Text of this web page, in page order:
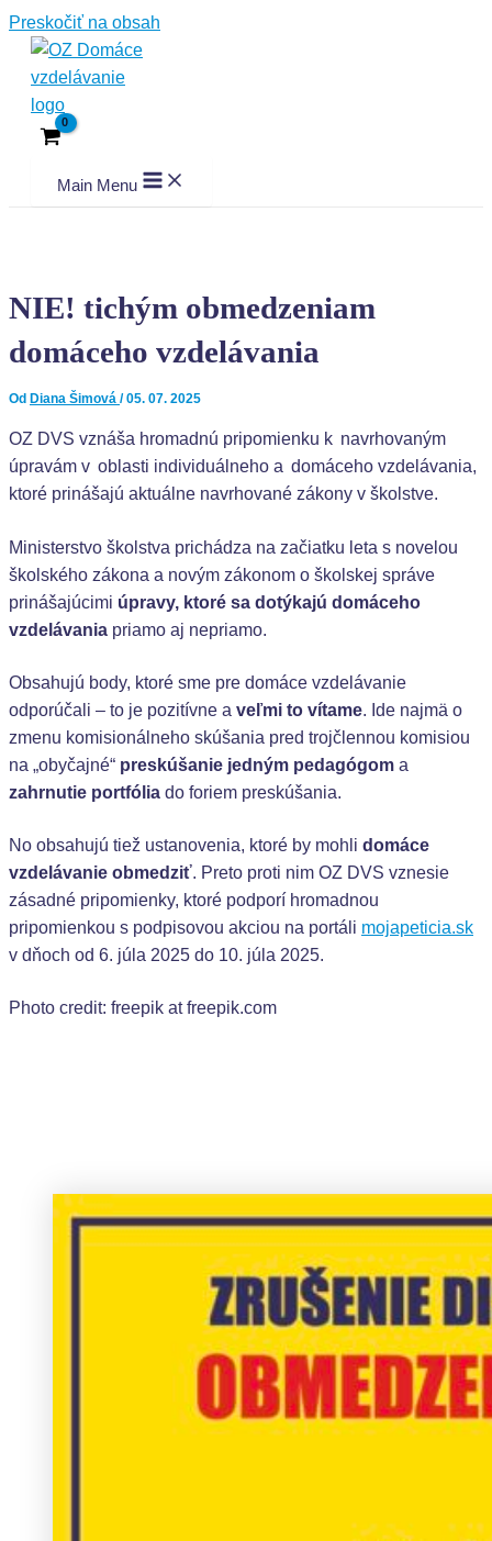
Preskočiť na obsah
Main Menu
NIE! tichým obmedzeniam
domáceho vzdelávania
Od Diana Šimová /05. 07. 2025
OZ DVS vznáša hromadnú pripomienku k navrhovaným
úpravám v oblasti individuálneho a domáceho vzdelávania,
ktoré prinášajú aktuálne navrhované zákony v školstve.
Ministerstvo školstva prichádza na začiatku leta s novelou
školského zákona a novým zákonom o školskej správe
prinášajúcimi úpravy, ktoré sa dotýkajú domáceho
vzdelávania priamo aj nepriamo.
Obsahujú body, ktoré sme pre domáce vzdelávanie
odporúčali – to je pozitívne a veľmi to vítame. Ide najmä o
zmenu komisionálneho skúšania pred trojčlennou komisiou
na „obyčajné“ preskúšanie jedným pedagógom a
zahrnutie portfólia do foriem preskúšania.
No obsahujú tiež ustanovenia, ktoré by mohli domáce
vzdelávanie obmedziť. Preto proti nim OZ DVS vznesie
zásadné pripomienky, ktoré podporí hromadnou
pripomienkou s podpisovou akciou na portáli mojapeticia.sk
v dňoch od 6. júla 2025 do 10. júla 2025.
Photo credit: freepik at freepik.com